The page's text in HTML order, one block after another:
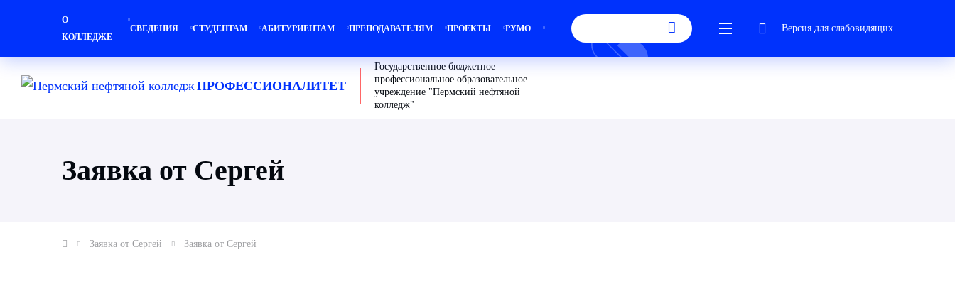
О
КОЛЛЕДЖЕ
СВЕДЕНИЯ СТУДЕНТАМ АБИТУРИЕНТАМ ПРЕПОДАВАТЕЛЯМ ПРОЕКТЫ РУМО Версия для слабовидящих
ПРОФЕССИОНАЛИТЕТ
Государственное бюджетное
профессиональное образовательное
учреждение "Пермский нефтяной
колледж"
Заявка от Сергей
Заявка от Сергей Заявка от Сергей